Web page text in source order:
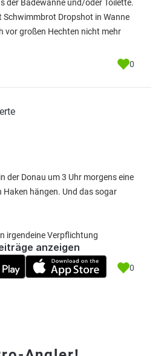
der Badewanne und/oder Toilette.
Schwimmbrot Dropshot in Wanne
vor großen Hechten nicht mehr
0
der Donau um 3 Uhr morgens eine
Haken hängen. Und das sogar
irgendeine Verpflichtung
0
anzeigen